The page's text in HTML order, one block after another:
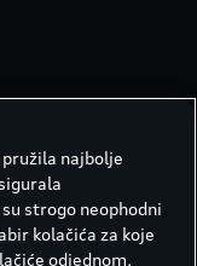
najbolje
strogo neophodni
kolačića za koje
odjednom.